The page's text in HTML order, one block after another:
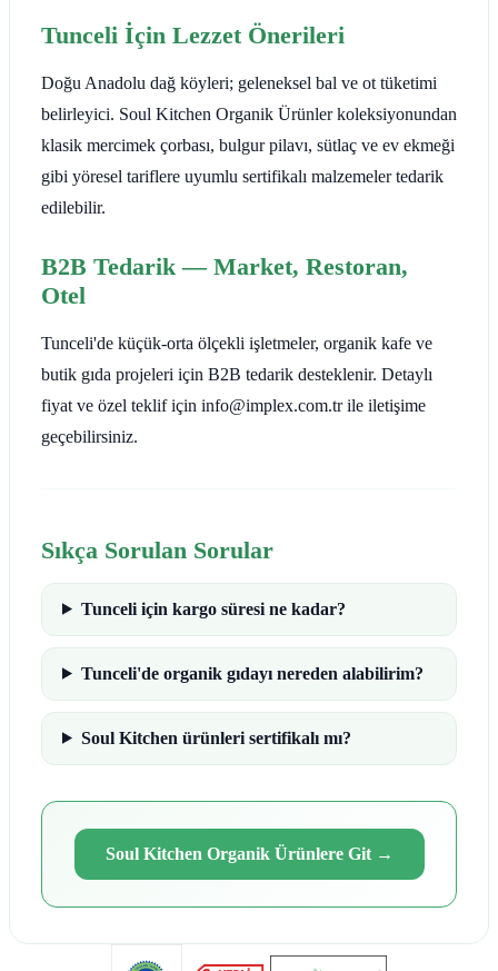
Tunceli İçin Lezzet Önerileri
Doğu Anadolu dağ köyleri; geleneksel bal ve ot tüketimi
belirleyici. Soul Kitchen Organik Ürünler koleksiyonundan
klasik mercimek çorbası, bulgur pilavı, sütlaç ve ev ekmeği
gibi yöresel tariflere uyumlu sertifikalı malzemeler tedarik
edilebilir.
B2B Tedarik — Market, Restoran,
Otel
Tunceli'de küçük-orta ölçekli işletmeler, organik kafe ve
butik gıda projeleri için B2B tedarik desteklenir. Detaylı
fiyat ve özel teklif için info@implex.com.tr ile iletişime
geçebilirsiniz.
Sıkça Sorulan Sorular
Tunceli için kargo süresi ne kadar?
Tunceli'de organik gıdayı nereden alabilirim?
Soul Kitchen ürünleri sertifikalı mı?
Soul Kitchen Organik Ürünlere Git→